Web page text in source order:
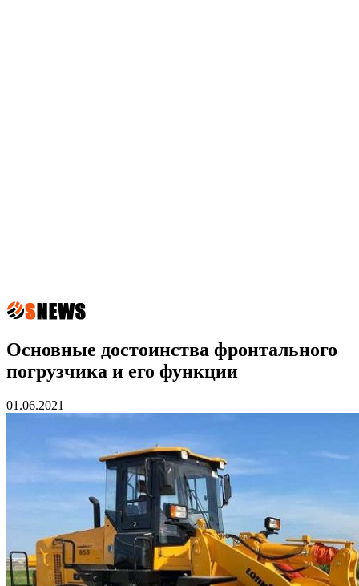
Основные достоинства фронтального
погрузчика и его функции
01.06.2021